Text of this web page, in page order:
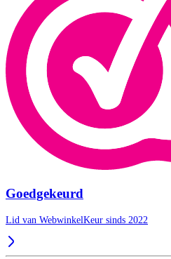
Goedgekeurd
Lid van WebwinkelKeur sinds 2022